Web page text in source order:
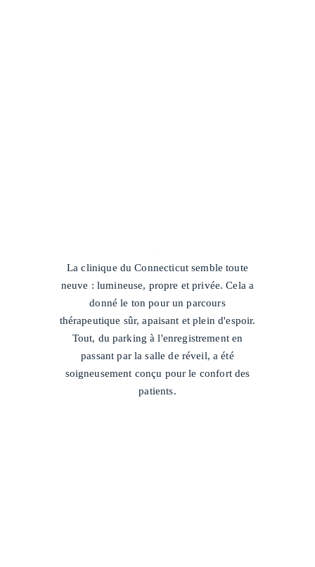
La clinique du Connecticut semble toute
neuve : lumineuse, propre et privée. Cela a
donné le ton pour un parcours
thérapeutique sûr, apaisant et plein d'espoir.
Tout, du parking à l'enregistrement en
passant par la salle de réveil, a été
soigneusement conçu pour le confort des
patients.